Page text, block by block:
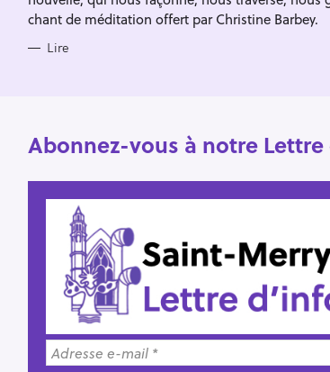
chant de méditation offert par Christine Barbey.
Lire
Abonnez-vous à notre Lettre
r